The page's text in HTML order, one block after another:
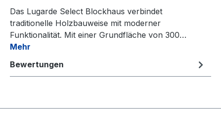
Das Lugarde Select Blockhaus verbindet
traditionelle Holzbauweise mit moderner
Funktionalität. Mit einer Grundfläche von 300…
Mehr
Bewertungen